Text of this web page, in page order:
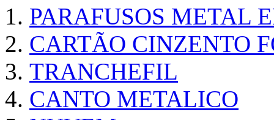
PARAFUSOS METAL
CARTÃO CINZENTO
TRANCHEFIL
CANTO METALICO